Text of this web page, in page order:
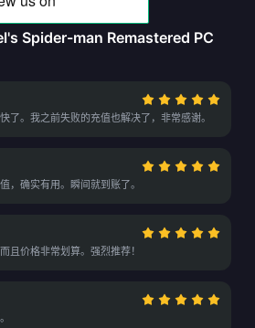
Spider-man Remastered PC
了。我之前失败的充值也解决了，非常感谢。
，确实有用。瞬间就到账了。
且价格非常划算。强烈推荐！